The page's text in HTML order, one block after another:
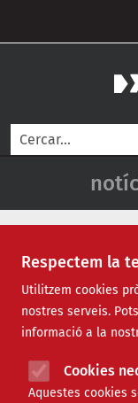
Respectem la
Utilitzem cookies
nostres serveis.
informació a la
Cookies
Aquestes cookies
Cerca
dia
gitano